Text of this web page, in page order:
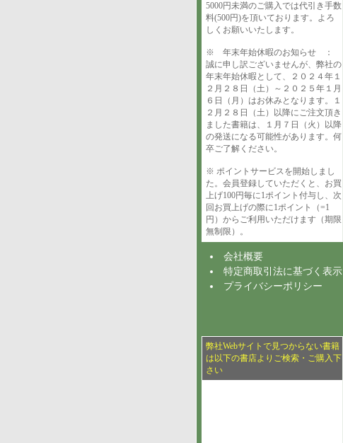
5000円未満のご購入では代引き手数
料(500円)を頂いております。よろ
しくお願いいたします。
※ 年末年始休暇のお知らせ ：
誠に申し訳ございませんが、弊社の
年末年始休暇として、２０２４年１
２月２８日（土）～２０２５年１月
６日（月）はお休みとなります。１
２月２８日（土）以降にご注文頂き
ました書籍は、１月７日（火）以降
の発送になる可能性があります。何
卒ご了解ください。
※ ポイントサービスを開始しまし
た。会員登録していただくと、お買
上げ100円毎に1ポイント付与し、次
回お買上げの際に1ポイント（=1
円）からご利用いただけます（期限
無制限）。
会社概要
特定商取引法に基づく表示
プライバシーポリシー
弊社Webサイトで見つからない書籍
は以下の書店よりご検索・ご購入下
さい